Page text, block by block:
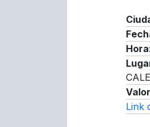
Link